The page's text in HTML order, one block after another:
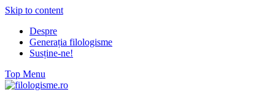
Skip to content
Despre
Generația filologisme
Susține-ne!
Top Menu